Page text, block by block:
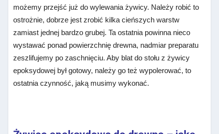
możemy przejść już do wylewania żywicy. Należy robić to
ostrożnie, dobrze jest zrobić kilka cieńszych warstw
zamiast jednej bardzo grubej. Ta ostatnia powinna nieco
wystawać ponad powierzchnię drewna, nadmiar preparatu
zeszlifujemy po zaschnięciu. Aby blat do stołu z żywicy
epoksydowej był gotowy, należy go też wypolerować, to
ostatnia czynność, jaką musimy wykonać.